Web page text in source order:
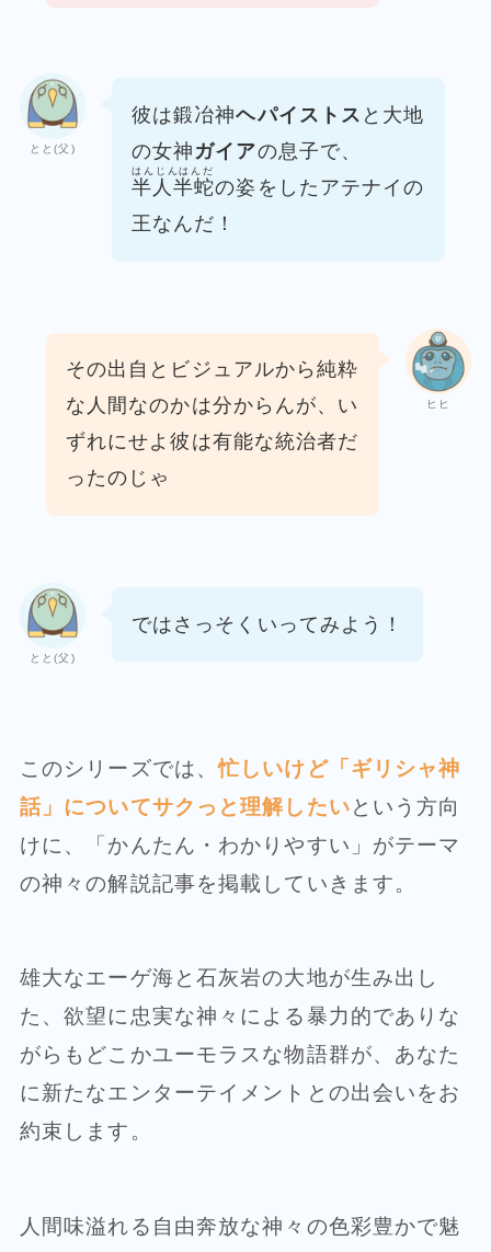
とと(父)
彼は鍛冶神ヘパイストス と大地
の女神 ガイアの息子で、
半人半蛇
はんじんはんだ
の姿をしたアテナイの
王なんだ！
ヒヒ
その出自とビジュアルから純粋
な人間なのかは分からんが、 い
ずれにせよ彼は有能な統治者だ
ったのじゃ
とと(父)
ではさっそくいってみよう！
このシリーズでは、忙しいけど「ギリシャ神
話」についてサクっと理解したいという方向
けに、「かんたん・わかりやすい」がテーマ
の神々の解説記事を掲載していきます。
雄大なエーゲ海と石灰岩の大地が生み出し
た、欲望に忠実な神々による暴力的でありな
がらもどこかユーモラスな物語群が、あなた
に新たなエンターテイメントとの出会いをお
約束します。
人間味溢れる自由奔放な神々の色彩豊かで魅